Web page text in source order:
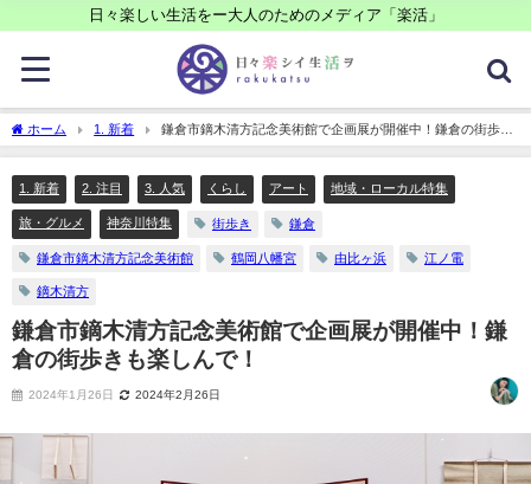
日々楽しい生活をー大人のためのメディア「楽活」
ホーム 1. 新着
鎌倉市鏑木清方記念美術館で企画展が開催中！鎌倉の街歩き
も楽しんで！
1. 新着 2. 注目 3. 人気 くらし アート 地域・ローカル特集
旅・グルメ 神奈川特集 街歩き 鎌倉
鎌倉市鏑木清方記念美術館 鶴岡八幡宮 由比ヶ浜 江ノ電
鏑木清方
鎌倉市鏑木清方記念美術館で企画展が開催中！鎌
倉の街歩きも楽しんで！
2024年1月26日 2024年2月26日